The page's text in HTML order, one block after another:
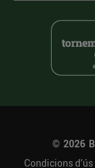
© 2026
Condicions d’ús